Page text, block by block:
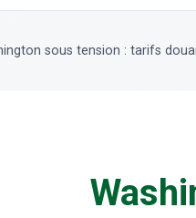
sous tension : tarifs